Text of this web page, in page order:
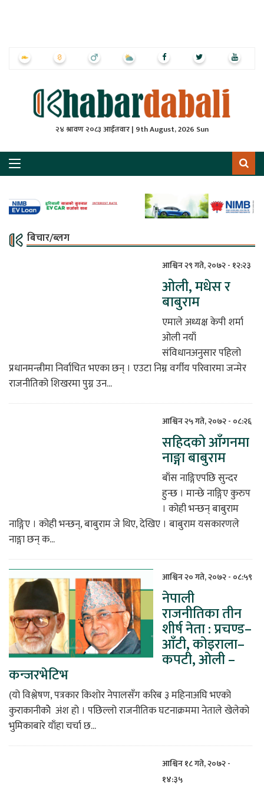
२४ श्रावण २०८३ आईतवार | 9th August, 2026 Sun
बिचार/ब्लग
आश्विन २९ गते, २०७२ - १२:२३
ओली, मधेस र
बाबुराम
एमाले अध्यक्ष केपी शर्मा
ओली नयाँ
संविधानअनुसार पहिलो
प्रधानमन्त्रीमा निर्वाचित भएका छन् । एउटा निम्न वर्गीय परिवारमा जन्मेर
राजनीतिको शिखरमा पुग्न उन...
आश्विन २५ गते, २०७२ - ०८:२६
सहिदको आँगनमा
नाङ्गा बाबुराम
बाँस नाङ्गिएपछि सुन्दर
हुन्छ । मान्छे नाङ्गिए कुरुप
। कोही भन्छन् बाबुराम
नाङ्गिए । कोही भन्छन्, बाबुराम जे थिए, देखिए । बाबुराम यसकारणले
नाङ्गा छन् क...
आश्विन २० गते, २०७२ - ०८:५९
नेपाली
राजनीतिका तीन
शीर्ष नेता : प्रचण्ड–
आँटी, कोइराला–
कपटी, ओली –
कन्जरभेटिभ
(यो विश्लेषण, पत्रकार किशोर नेपालसँग करिब ३ महिनाअघि भएको
कुराकानीकोे अंश हो । पछिल्लो राजनीतिक घटनाक्रममा नेताले खेलेको
भुमिकाबारे याँहा चर्चा छ...
आश्विन १८ गते, २०७२ -
१४:३५